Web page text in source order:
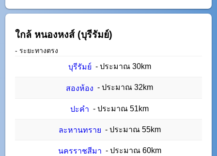
ใกล้ หนองหงส์ (บุรีรัมย์)
- ระยะทางตรง
บุรีรัมย์ - ประมาณ 30km
สองห้อง - ประมาณ 32km
ปะคำ - ประมาณ 51km
ละหานทราย - ประมาณ 55km
นครราชสีมา - ประมาณ 60km